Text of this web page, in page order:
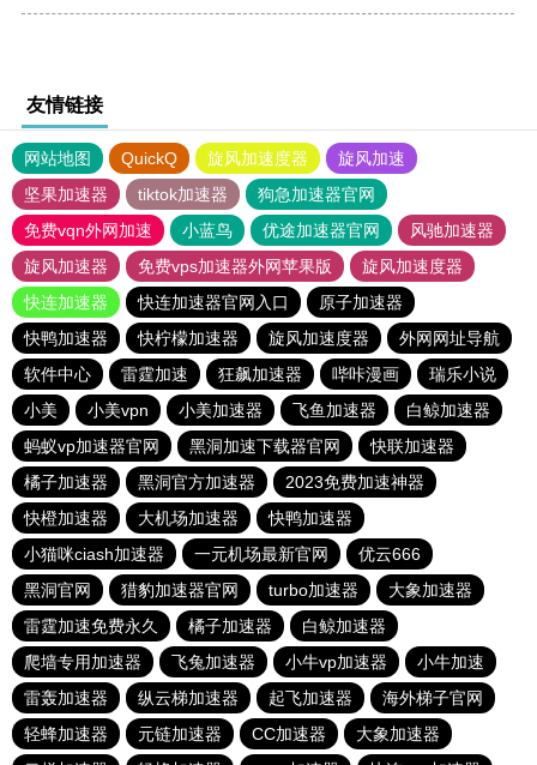
友情链接
网站地图 QuickQ 旋风加速度器
旋风加速
坚果加速器
tiktok加速器
狗急加速器官网
免费vqn外网加速
小蓝鸟 优途加速器官网
风驰加速器
旋风加速器
免费vps加速器外网苹果版
旋风加速度器
快连加速器
快连加速器官网入口
原子加速器
快鸭加速器
快柠檬加速器 旋风加速度器
外网网址导航
软件中心
雷霆加速 狂飙加速器 哔咔漫画
瑞乐小说
小美
小美vpn 小美加速器 飞鱼加速器
白鲸加速器
蚂蚁vp加速器官网
黑洞加速下载器官网
快联加速器
橘子加速器
黑洞官方加速器
2023免费加速神器
快橙加速器
大机场加速器
快鸭加速器
小猫咪ciash加速器
一元机场最新官网
优云666
黑洞官网
猎豹加速器官网 turbo加速器
大象加速器
雷霆加速免费永久
橘子加速器
白鲸加速器
爬墙专用加速器
飞兔加速器 小牛vp加速器
小牛加速
雷轰加速器
纵云梯加速器 起飞加速器
海外梯子官网
轻蜂加速器
元链加速器 CC加速器
大象加速器